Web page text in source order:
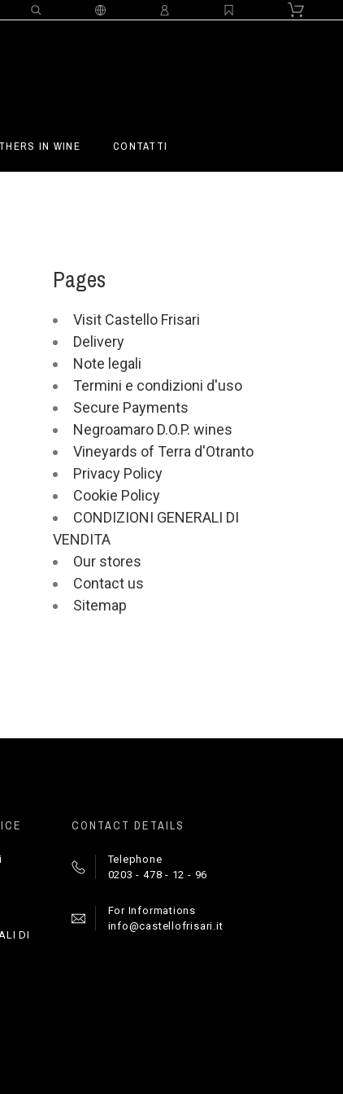
IN WINE CONTATTI
Pages
Visit Castello Frisari
Delivery
Note legali
Termini e condizioni d'uso
Secure Payments
Negroamaro D.O.P. wines
Vineyards of Terra d'Otranto
Privacy Policy
Cookie Policy
CONDIZIONI GENERALI DI
VENDITA
Our stores
Contact us
Sitemap
DI
CONTACT DETAILS
Telephone
0203 - 478 - 12 - 96
For Informations
info@castellofrisari.it